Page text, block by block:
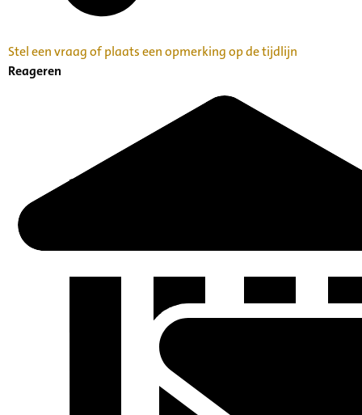
Stel een vraag of plaats een opmerking op de tijdlijn
Reageren